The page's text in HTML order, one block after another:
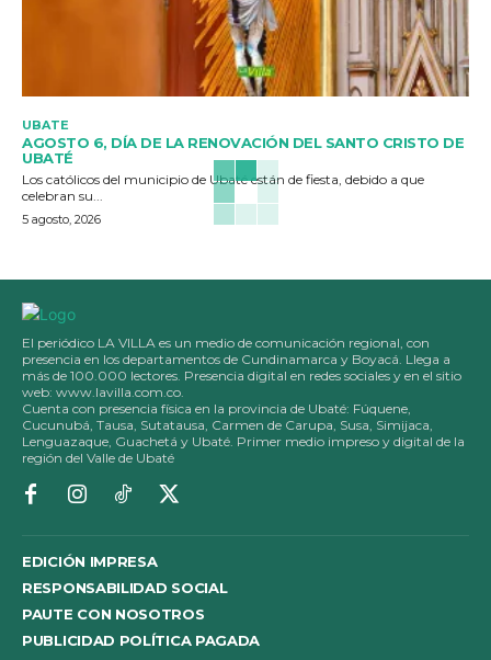
UBATE
AGOSTO 6, DÍA DE LA RENOVACIÓN DEL SANTO CRISTO DE
UBATÉ
Los católicos del municipio de Ubaté están de fiesta, debido a que
celebran su...
5 agosto, 2026
El periódico LA VILLA es un medio de comunicación regional, con
presencia en los departamentos de Cundinamarca y Boyacá. Llega a
más de 100.000 lectores. Presencia digital en redes sociales y en el sitio
web: www.lavilla.com.co.
Cuenta con presencia física en la provincia de Ubaté: Fúquene,
Cucunubá, Tausa, Sutatausa, Carmen de Carupa, Susa, Simijaca,
Lenguazaque, Guachetá y Ubaté. Primer medio impreso y digital de la
región del Valle de Ubaté
EDICIÓN IMPRESA
RESPONSABILIDAD SOCIAL
PAUTE CON NOSOTROS
PUBLICIDAD POLÍTICA PAGADA